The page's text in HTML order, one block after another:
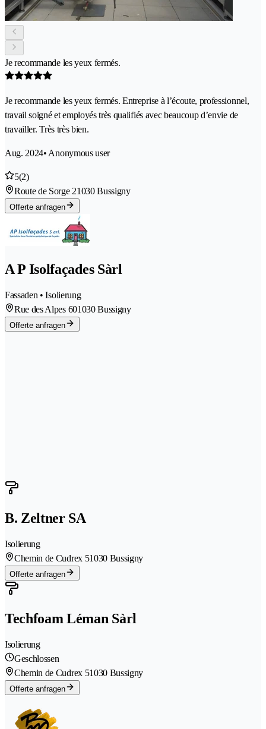
Je recommande les yeux fermés.
Je recommande les yeux fermés. Entreprise à l’écoute, professionnel,
travail soigné et employés très qualifiés avec beaucoup d’envie de
travailler. Très très bien.
Aug. 2024• Anonymous user
5(2)
Route de Sorge 21030 Bussigny
Offerte anfragen
A P Isolfaçades Sàrl
Fassaden • Isolierung
Rue des Alpes 601030 Bussigny
Offerte anfragen
B. Zeltner SA
Isolierung
Chemin de Cudrex 51030 Bussigny
Offerte anfragen
Techfoam Léman Sàrl
Isolierung
Geschlossen
Chemin de Cudrex 51030 Bussigny
Offerte anfragen